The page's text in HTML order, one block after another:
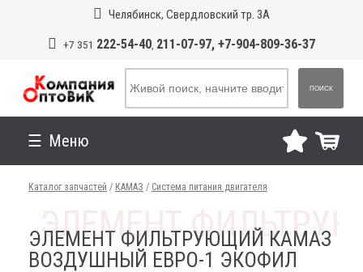
Челябинск, Свердловский тр. 3А
+7 351 222-54-40, 211-07-97, +7-904-809-36-37
ПОИСК
Меню
Каталог запчастей / КАМАЗ / Система питания двигателя
ЭЛЕМЕНТ ФИЛЬТРУЮЩИЙ КАМАЗ
ВОЗДУШНЫЙ ЕВРО-1 ЭКОФИЛ